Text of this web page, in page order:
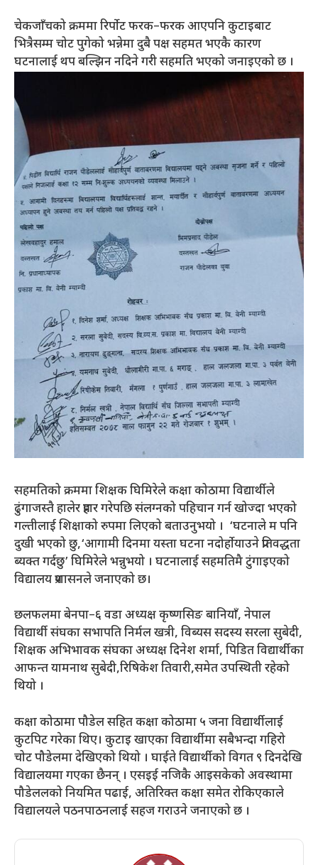
चेकजाँचको क्रममा रिर्पोट फरक–फरक आएपनि कुटाइबाट
भित्रैसम्म चोट पुगेको भन्नेमा दुबै पक्ष सहमत भएकै कारण
घटनालाई थप बल्झिन नदिने गरी सहमति भएको जनाइएको छ ।
सहमतिको क्रममा शिक्षक घिमिरेले कक्षा कोठामा विद्यार्थीले
ढुंगाजस्तै हालेर प्रहार गरेपछि संलग्नको पहिचान गर्न खोज्दा भएको
गल्तीलाई शिक्षाको रुपमा लिएको बताउनुभयो । ‘घटनाले म पनि
दुखी भएको छु,‘आगामी दिनमा यस्ता घटना नदोर्होयाउने प्रतिवद्धता
ब्यक्त गर्दछु’ घिमिरेले भन्नुभयो । घटनालाई सहमतिमै टुंगाइएको
विद्यालय प्रशासनले जनाएको छ।
छलफलमा बेनपा–६ वडा अध्यक्ष कृष्णसिङ बानियाँ, नेपाल
विद्यार्थी संघका सभापति निर्मल खत्री, विब्यस सदस्य सरला सुबेदी,
शिक्षक अभिभावक संघका अध्यक्ष दिनेश शर्मा, पिडित विद्यार्थीका
आफन्त यामनाथ सुबेदी,रिषिकेश तिवारी,समेत उपस्थिती रहेको
थियो ।
कक्षा कोठामा पौडेल सहित कक्षा कोठामा ५ जना विद्यार्थीलाई
कुटपिट गरेका थिए। कुटाइ खाएका विद्यार्थीमा सबैभन्दा गहिरो
चोट पौडेलमा देखिएको थियो । घाईते विद्यार्थीको विगत ९ दिनदेखि
विद्यालयमा गएका छैनन् । एसइई नजिकै आइसकेको अवस्थामा
पौडेललको नियमित पढाई, अतिरिक्त कक्षा समेत रोकिएकाले
विद्यालयले पठनपाठनलाई सहज गराउने जनाएको छ ।